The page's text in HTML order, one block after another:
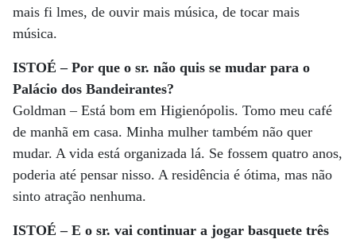
mais fi lmes, de ouvir mais música, de tocar mais
música.
ISTOÉ – Por que o sr. não quis se mudar para o
Palácio dos Bandeirantes?
Goldman – Está bom em Higienópolis. Tomo meu café
de manhã em casa. Minha mulher também não quer
mudar. A vida está organizada lá. Se fossem quatro anos,
poderia até pensar nisso. A residência é ótima, mas não
sinto atração nenhuma.
ISTOÉ – E o sr. vai continuar a jogar basquete três